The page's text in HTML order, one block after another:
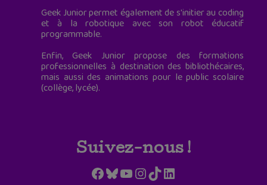
Geek Junior permet également de s'initier au coding
et à la robotique avec son robot éducatif
programmable.
Enfin, Geek Junior propose des formations
professionnelles à destination des bibliothécaires,
mais aussi des animations pour le public scolaire
(collège, lycée).
Suivez-nous !
Facebook
Bluesky
YouTube
Instagram
TikTokLinkedIn